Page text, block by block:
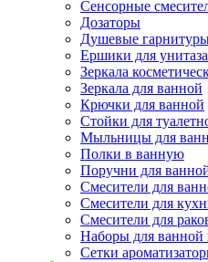
Сенсорные
Дозаторы
Душевые
Ершики для унитаза
Зеркала
Зеркала для ванной
Крючки для ванной
Стойки для
Мыльницы для
Полки в ванную
Поручни для
Смесители для
Смесители для
Смесители для
Наборы для ванной
Сетки